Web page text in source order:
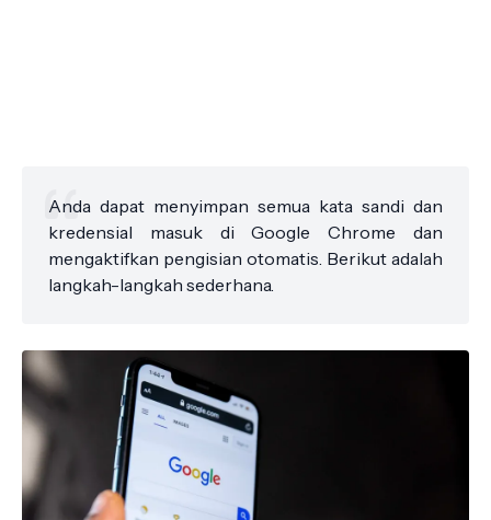
Anda dapat menyimpan semua kata sandi dan
kredensial masuk di Google Chrome dan
mengaktifkan pengisian otomatis. Berikut adalah
langkah-langkah sederhana.